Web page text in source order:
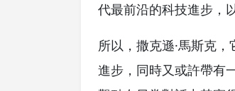
代最前沿的科技進步，
所以，撒克遜·馬斯克
進步，同時又或許帶有